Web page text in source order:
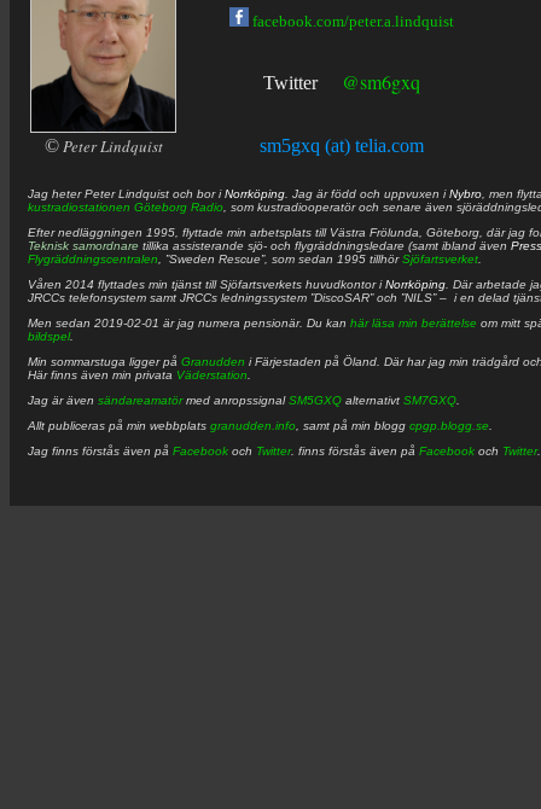
© Peter Lindquist
facebook.com/peter.a.lindquist
Twitter @sm6gxq
sm5gxq (at) telia.com
Jag heterPeter Lindquist och bor iNorrköping . Jag är född och uppvuxen iNybro , men
kustradiostationen Göteborg Radio , som kustradiooperatör och senare även
Efter nedläggningen 1995, flyttade min arbetsplats till Västra Frölunda, Göteborg, där jag
Teknisk samordnare tillika assisterande sjö- och flygräddningsledare (samt ibland även
Flygräddningscentralen , ”Sweden Rescue”, som sedan 1995 tillhörSjöfartsverket
Våren 2014 flyttades min tjänst till Sjöfartsverkets huvudkontor iNorrköping . Där arbetade
JRCCs telefonsystem samt JRCCs ledningssystem ”DiscoSAR” och ”NILS” – i en delad
Men sedan 2019-02-01 är jag numera pensionär. Du kan här läsa min berättelse om mitt
bildspel.
Min sommarstuga ligger på Granudden i Färjestaden på Öland. Där har jag min trädgård
Här finns även min privata Väderstation
Jag är även sändareamatörmed anropssignalSM5GXQ alternativt SM7GXQ
Allt publiceras på min webbplats granudden.info , samt på min blogg cpgp.blogg.se
Jag finns förstås även på Facebook och Twitter. finns förstås även på Facebook och Twitter.